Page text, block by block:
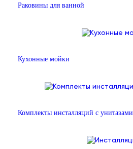
Раковины для ванной
Кухонные мойки
Комплекты инсталляций с унитазами